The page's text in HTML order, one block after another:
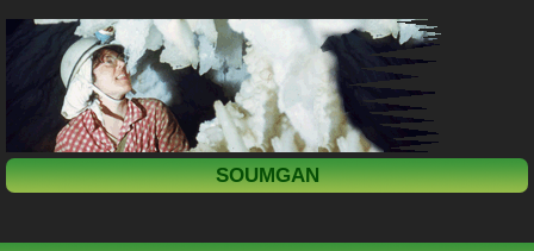
SOUMGAN